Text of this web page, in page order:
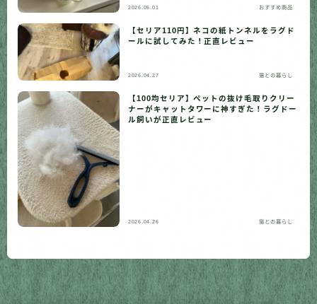
2026.05.01 おすすめ商品
【セリア110円】ネコの紙トンネルをラグド
ールに試してみた！正直レビュー
2026.04.27 猫との暮らし
【100均セリア】ペットの抜け毛取りクリー
ナーがキャットタワーに神すぎた！ラグドー
ル飼いが正直レビュー
2026.04.26 猫との暮らし